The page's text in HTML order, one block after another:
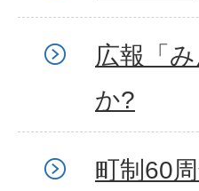
広報「
か?
町制60